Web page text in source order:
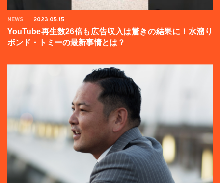
NEWS 2023.05.15
YouTube再生数26倍も広告収入は驚きの結果に！水溜り
ボンド・トミーの最新事情とは？